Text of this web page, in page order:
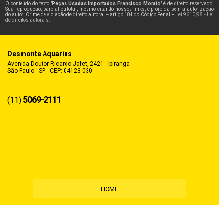
O conteúdo do texto "Peças Usadas Importados Francisco Morato" é de direito reservado.
Sua reprodução, parcial ou total, mesmo citando nossos links, é proibida sem a autorização
do autor. Crime de violação de direito autoral – artigo 184 do Código Penal –
Lei 9610/98 - Lei
de direitos autorais
Desmonte Aquarius
Avenida Doutor Ricardo Jafet, 2421 - Ipiranga
São Paulo - SP - CEP: 04123-030
(11) 5069-2111
HOME